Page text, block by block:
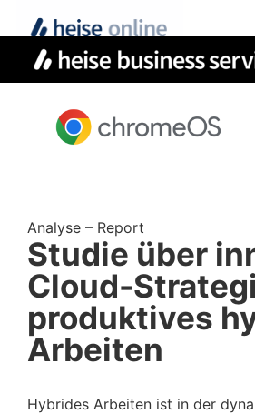
Analyse – Report
Studie über
Cloud-
produktives
Arbeiten
Hybrides Arbeiten ist in der